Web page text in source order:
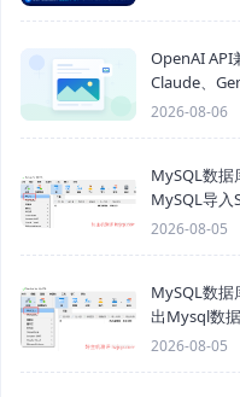
OpenAI API
Claude、
2026-08-06
MySQL数
MySQL导入
2026-08-05
MySQL数
出Mysql数
2026-08-05